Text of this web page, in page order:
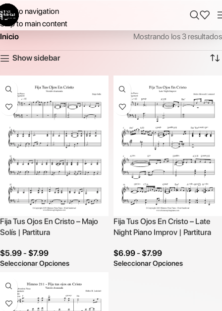
Skip to navigation
Skip to main content
Inicio
Mostrando los 3 resultados
Show sidebar
Fija Tus Ojos En Cristo – Majo
Solís | Partitura
$5.99- $7.99
Seleccionar Opciones
Fija Tus Ojos En Cristo – Late
Night Piano Improv | Partitura
$6.99- $7.99
Seleccionar Opciones